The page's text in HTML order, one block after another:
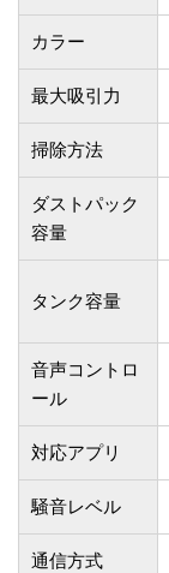
カラー
最大吸引力
掃除方法
ダストパック
容量
タンク容量
音声コントロ
ール
対応アプリ
騒音レベル
通信方式